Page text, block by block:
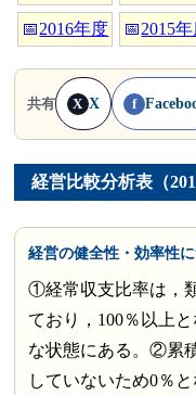
📅2016年度 📅2015
共有 X X f
経営比較分析表（
経営の健全性・効率性
①経常収支比率は，
ており，100％以上
な状態にある。②累
していないため0％